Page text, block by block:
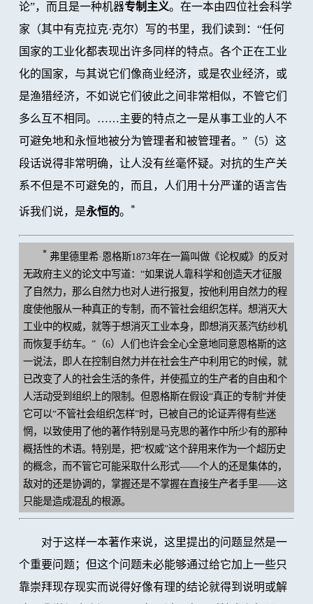
论”，而且是一种机器专制主义。在一本由四位社会科学
家（其中有克拉克·克尔）写的书里，我们读到：“任何
国家的工业化都表现出许多同样的特点。各个正在工业
化的国家，与其说它们像商业经济，或是农业经济，或
是渔猎经济，不如说它们彼此之间非常相似，不管它们
多么互不相同。……主要的特点之一是从事工业的人不
可避免地和永恒地被分为管理者和被管理者。”（5）这
段话说得非常明确，让人没有丝毫怀疑。对抗的生产关
系不但是不可避免的，而且，人们用十分严谨的语言告
诉我们说，是永恒的。 *
* 弗里德里希·恩格斯1873年在一篇叫做《论权威》的反对
无政府主义的论文中写道：“如果说人靠科学和创造天才征服
了自然力，那么自然力也对人进行报复，按他利用自然力的程
度使他服从一种真正的专制，而不管社会组织怎样。想消灭大
工业中的权威，就等于想消灭工业本身，即想消灭蒸汽纺纱机
而恢复手纺车。”（6）人们也许会全心全意地同意恩格斯的这
一说法，即人在控制自然力并在社会生产中利用它的时候，就
已改变了人的社会生活的条件，并使孤立的生产者的自由和个
人活动受到组织上的限制。但恩格斯在假设“真正的专制”并使
它可以“不管社会组织怎样”时，已被自己的论证弄得有些迷
惘，以致使用了他的著作特别是马克思的著作中所少有的那种
概括性的术语。特别是，把“权威”这个辞用来作为一个超历史
的概念，而不管它可能采取什么形式——个人的还是集体的，
敌对的还是协调的，掌握还是不掌握在直接生产者手里——这
只能是造成混乱的根源。
对于这样一本著作来说，这里提出的问题显然是一
个重要问题；但这个问题未必能够通过给它加上一些只
靠崇拜现存现实而说得好像有理的结论就得到说明或解